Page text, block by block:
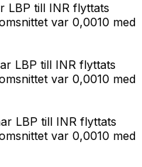
LBP till INR flyttats
var 0,0010 med
LBP till INR flyttats
var 0,0010 med
LBP till INR flyttats
var 0,0010 med